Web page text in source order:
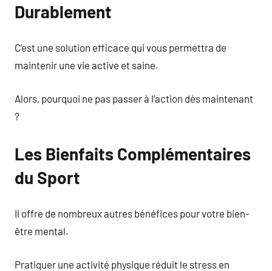
Durablement
C’est une solution efficace qui vous permettra de
maintenir une vie active et saine.
Alors, pourquoi ne pas passer à l’action dès maintenant
?
Les Bienfaits Complémentaires
du Sport
Il offre de nombreux autres bénéfices pour votre bien-
être mental.
Pratiquer une activité physique réduit le stress en